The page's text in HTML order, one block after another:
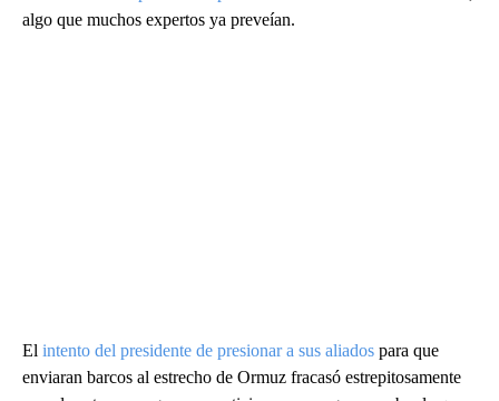
algo que muchos expertos ya preveían.
El intento del presidente de presionar a sus aliados para que
enviaran barcos al estrecho de Ormuz fracasó estrepitosamente